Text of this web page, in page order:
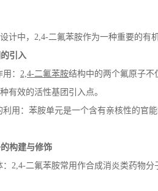
计中， 2,4-二氟苯胺作为一种重要的有
引入
： 2,4-二氟苯胺结构中的两个氟原子不
有效的活性基团引入点。
利用：苯胺单元是一个含有亲核性的官
构建与修饰
2,4-二氟苯胺常用作合成消炎类药物